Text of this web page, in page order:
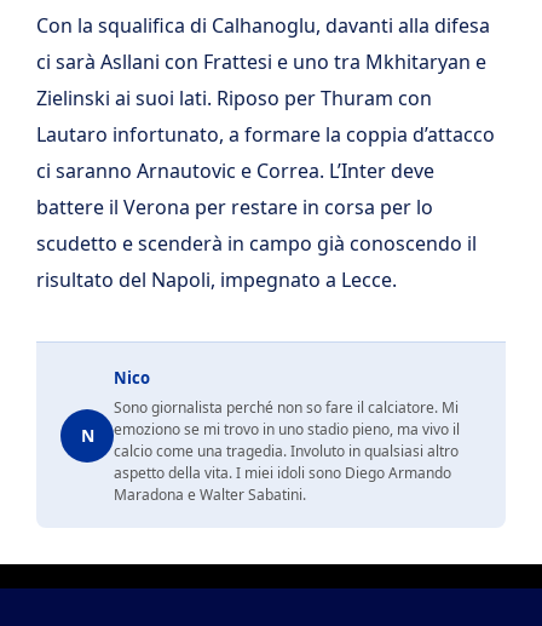
Con la squalifica di Calhanoglu, davanti alla difesa
ci sarà Asllani con Frattesi e uno tra Mkhitaryan e
Zielinski ai suoi lati. Riposo per Thuram con
Lautaro infortunato, a formare la coppia d’attacco
ci saranno Arnautovic e Correa. L’Inter deve
battere il Verona per restare in corsa per lo
scudetto e scenderà in campo già conoscendo il
risultato del Napoli, impegnato a Lecce.
N
Nico
Sono giornalista perché non so fare il calciatore. Mi
emoziono se mi trovo in uno stadio pieno, ma vivo il
calcio come una tragedia. Involuto in qualsiasi altro
aspetto della vita. I miei idoli sono Diego Armando
Maradona e Walter Sabatini.